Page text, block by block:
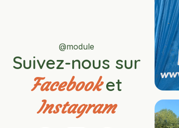
@module
Suivez-nous sur
Facebooket
Instagram